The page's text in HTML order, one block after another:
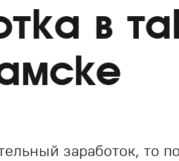
в
заработок, то